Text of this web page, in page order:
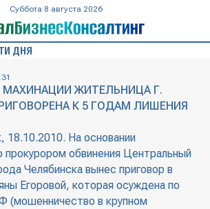
Суббота 8 августа 2026
ДНЯ
ЖИТЕЛЬНИЦА Г.
К 5 ГОДАМ ЛИШЕНИЯ
18.10.2010. На основании
прокурором обвинения Центральный
Челябинска вынес приговор в
Егоровой, которая осуждена по
(мошенничество в крупном